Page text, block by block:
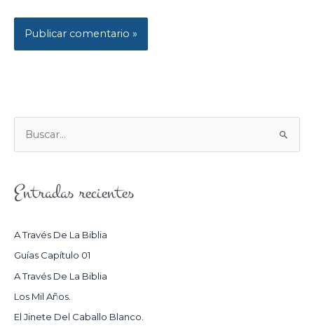
U
C
R
:
Entradas recientes
A Través De La Biblia
Guías Capítulo 01
A Través De La Biblia
Los Mil Años.
El Jinete Del Caballo Blanco.